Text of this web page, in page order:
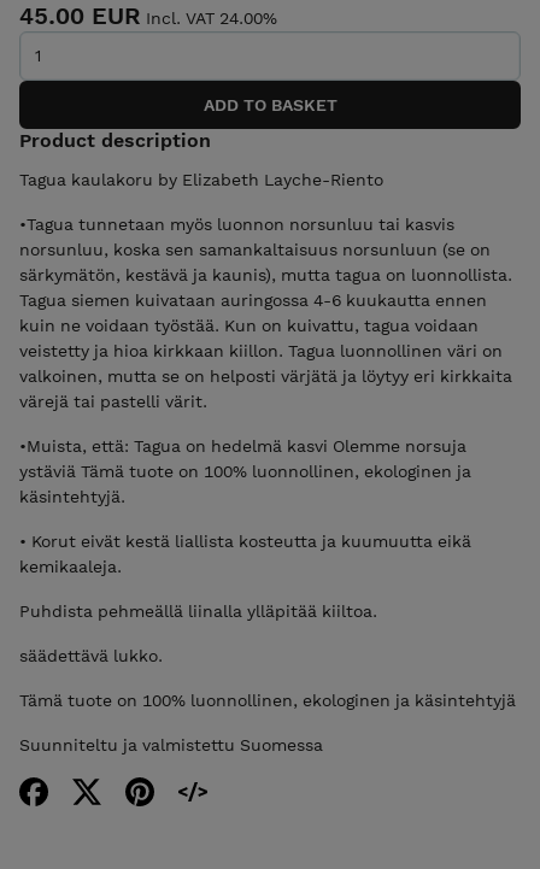
45.00 EUR Incl. VAT 24.00%
Product description
Tagua kaulakoru by Elizabeth Layche-Riento
•Tagua tunnetaan myös luonnon norsunluu tai kasvis
norsunluu, koska sen samankaltaisuus norsunluun (se on
särkymätön, kestävä ja kaunis), mutta tagua on luonnollista.
Tagua siemen kuivataan auringossa 4-6 kuukautta ennen
kuin ne voidaan työstää. Kun on kuivattu, tagua voidaan
veistetty ja hioa kirkkaan kiillon. Tagua luonnollinen väri on
valkoinen, mutta se on helposti värjätä ja löytyy eri kirkkaita
värejä tai pastelli värit.
•Muista, että: Tagua on hedelmä kasvi Olemme norsuja
ystäviä Tämä tuote on 100% luonnollinen, ekologinen ja
käsintehtyjä.
• Korut eivät kestä liallista kosteutta ja kuumuutta eikä
kemikaaleja.
Puhdista pehmeällä liinalla ylläpitää kiiltoa.
säädettävä lukko.
Tämä tuote on 100% luonnollinen, ekologinen ja käsintehtyjä
Suunniteltu ja valmistettu Suomessa